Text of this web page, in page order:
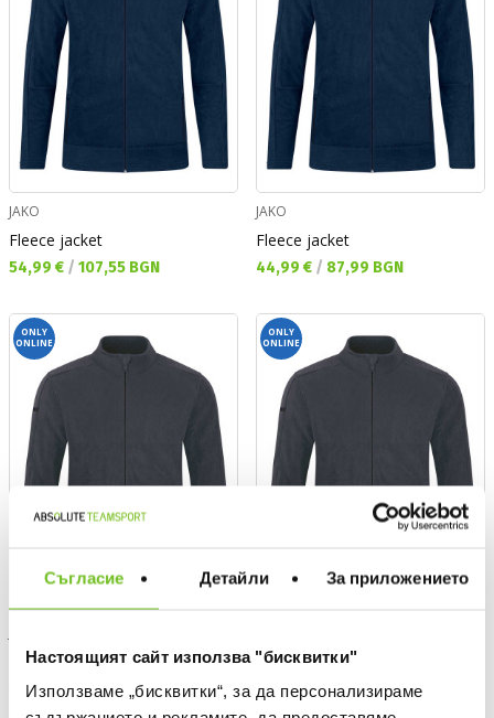
Съгласие Детайли За приложението
Настоящият сайт използва "бисквитки"
Използваме „бисквитки“, за да персонализираме
JAKO
Fleece jacket
Текуща цена:
54,99 € / 107,55 BGN
JAKO
Fleece jacket
Текуща цена:
44,99 € / 87,99 BGN
ONLY
ONLINE
Fleece jacket
Текуща цена:
54,99 €/107,55 BGN
ONLY
ONLINE
Fleece jacket
Текуща цена:
44,99 €/87,99 BGN